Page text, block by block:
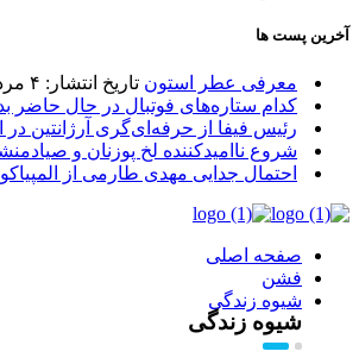
آخرین پست ها
معرفی عطر استون تاریخ انتشار: ۴ مرداد ۱۴۰۵
کدام ستاره‌های فوتبال در حال حاضر
رئیس فیفا از حرفه‌ای‌گری آرژانتین در
شروع ناامیدکننده لخ پوزنان و
احتمال جدایی مهدی طارمی از
صفحه اصلی
فشن
شیوه زندگی
شیوه زندگی